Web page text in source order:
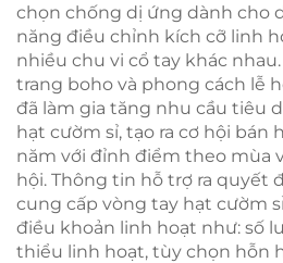
chọn chống dị ứng dành cho
năng điều chỉnh kích cỡ linh
nhiều chu vi cổ tay khác
trang boho và phong cách lễ
đã làm gia tăng nhu cầu tiêu
hạt cườm sỉ, tạo ra cơ hội bán
năm với đỉnh điểm theo mùa
hội. Thông tin hỗ trợ ra quyết
cung cấp vòng tay hạt cườm
điều khoản linh hoạt như: số
thiểu linh hoạt, tùy chọn hỗn